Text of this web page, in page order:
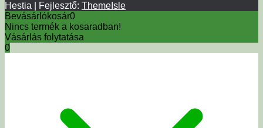
Hestia | Fejlesztő: ThemeIsle
Bevásárlókosár0
Nincs termék a kosaradban!
Vásárlás folytatása
0